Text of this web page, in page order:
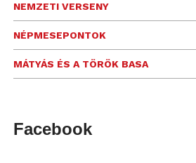
NEMZETI VERSENY
NÉPMESEPONTOK
MÁTYÁS ÉS A TÖRÖK BASA
Facebook